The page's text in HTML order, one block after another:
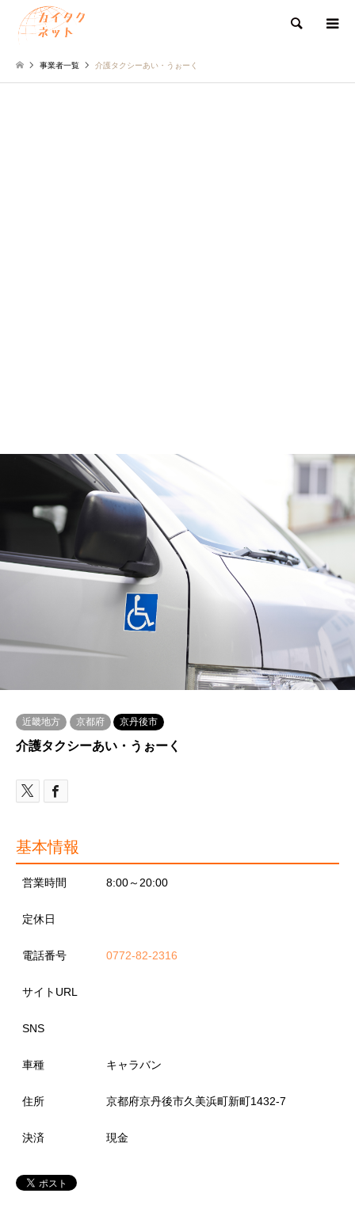
検索
事業者一覧 介護タクシーあい・うぉーく
近畿地方 京都府 京丹後市
介護タクシーあい・うぉーく
基本情報
営業時間 8:00～20:00
定休日
電話番号 0772-82-2316
サイトURL
SNS
車種 キャラバン
住所 京都府京丹後市久美浜町新町1432-7
決済 現金